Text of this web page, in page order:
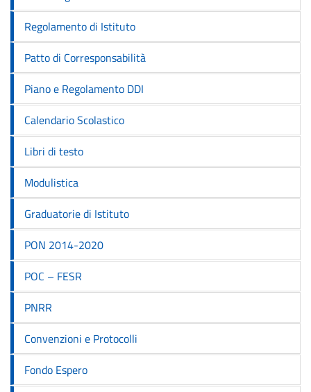
Regolamento di Istituto
Patto di Corresponsabilità
Piano e Regolamento DDI
Calendario Scolastico
Libri di testo
Modulistica
Graduatorie di Istituto
PON 2014-2020
POC – FESR
PNRR
Convenzioni e Protocolli
Fondo Espero